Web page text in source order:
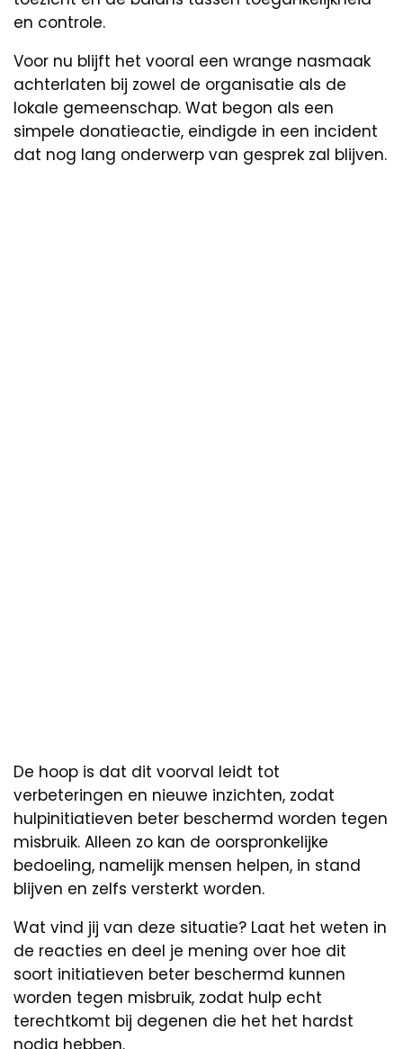
en controle.
Voor nu blijft het vooral een wrange nasmaak
achterlaten bij zowel de organisatie als de
lokale gemeenschap. Wat begon als een
simpele donatieactie, eindigde in een incident
dat nog lang onderwerp van gesprek zal blijven.
De hoop is dat dit voorval leidt tot
verbeteringen en nieuwe inzichten, zodat
hulpinitiatieven beter beschermd worden tegen
misbruik. Alleen zo kan de oorspronkelijke
bedoeling, namelijk mensen helpen, in stand
blijven en zelfs versterkt worden.
Wat vind jij van deze situatie? Laat het weten in
de reacties en deel je mening over hoe dit
soort initiatieven beter beschermd kunnen
worden tegen misbruik, zodat hulp echt
terechtkomt bij degenen die het het hardst
nodig hebben.